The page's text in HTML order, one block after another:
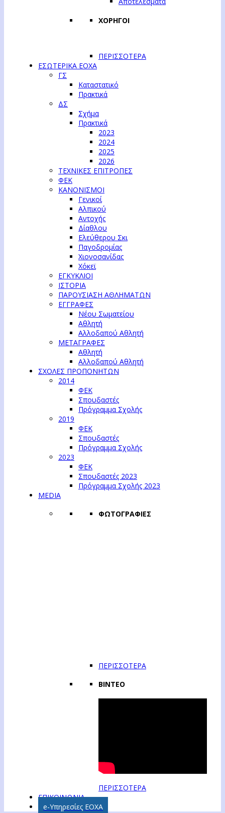
ΧΟΡΗΓΟΙ
ΠΕΡΙΣΣΟΤΕΡΑ
ΕΣΩΤΕΡΙΚΑ ΕΟΧΑ
ΓΣ
Καταστατικό
Πρακτικά
ΔΣ
Σχήμα
Πρακτικά
2023
2024
2025
2026
ΤΕΧΝΙΚΕΣ ΕΠΙΤΡΟΠΕΣ
ΦΕΚ
ΚΑΝΟΝΙΣΜΟΙ
Γενικοί
Αλπικού
Αντοχής
Δίαθλου
Ελεύθερου Σκι
Παγοδρομίας
Χιονοσανίδας
Χόκεϊ
ΕΓΚΥΚΛΙΟΙ
ΙΣΤΟΡΙΑ
ΠΑΡΟΥΣΙΑΣΗ ΑΘΛΗΜΑΤΩΝ
ΕΓΓΡΑΦΕΣ
Νέου Σωματείου
Αθλητή
Αλλοδαπού Αθλητή
ΜΕΤΑΓΡΑΦΕΣ
Αθλητή
Αλλοδαπού Αθλητή
ΣΧΟΛΕΣ ΠΡΟΠΟΝΗΤΩΝ
2014
ΦΕΚ
Σπουδαστές
Πρόγραμμα Σχολής
2019
ΦΕΚ
Σπουδαστές
Πρόγραμμα Σχολής
2023
ΦΕΚ
Σπουδαστές 2023
Πρόγραμμα Σχολής 2023
MEDIA
ΦΩΤΟΓΡΑΦΙΕΣ
ΠΕΡΙΣΣΟΤΕΡΑ
ΒΙΝΤΕΟ
ΠΕΡΙΣΣΟΤΕΡΑ
ΕΠΙΚΟΙΝΩΝΙΑ
e-Υπηρεσίες ΕΟΧΑ